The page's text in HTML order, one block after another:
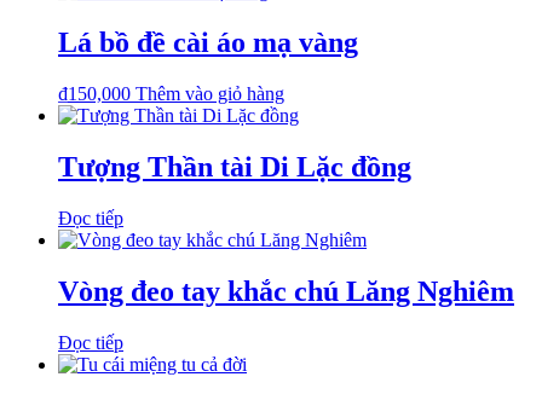
Lá bồ đề cài áo mạ vàng
₫150,000 Thêm vào giỏ hàng
Tượng Thần tài Di Lặc đồng
Đọc tiếp
Vòng đeo tay khắc chú Lăng Nghiêm
Đọc tiếp